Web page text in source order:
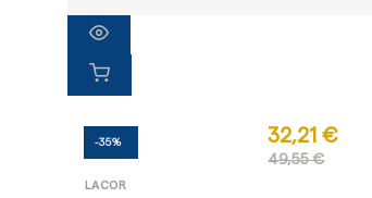
-35% 32,21 €
49,55 €
LACOR